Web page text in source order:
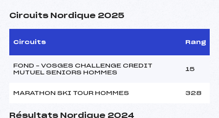
Circuits Nordique 2025
Circuits Rang
FOND – VOSGES CHALLENGE CREDIT
MUTUEL SENIORS HOMMES
15
MARATHON SKI TOUR HOMMES 328
Résultats Nordique 2024